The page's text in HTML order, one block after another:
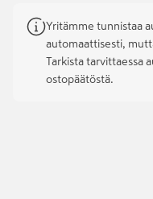
Yritämme tunnistaa
automaattisesti,
Tarkista tarvittaessa
ostopäätöstä.